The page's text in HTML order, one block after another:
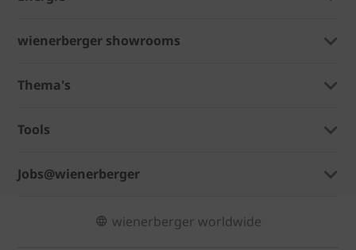
wienerberger showrooms
Thema's
Tools
Jobs@wienerberger
wienerberger worldwide